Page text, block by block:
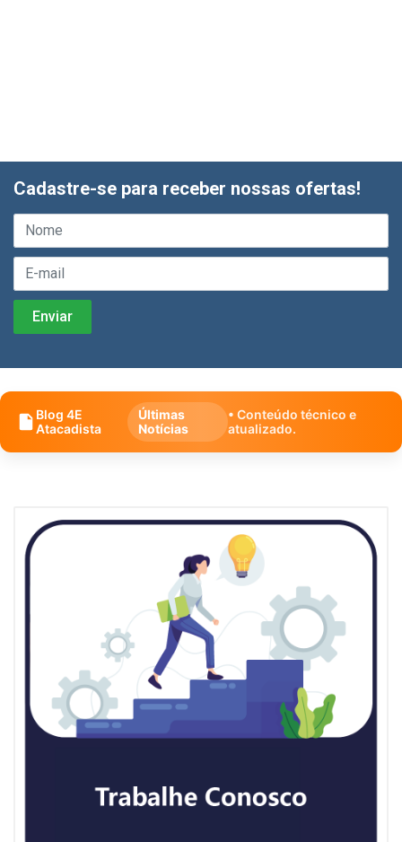
Cadastre-se para receber nossas ofertas!
Blog 4E
Atacadista
Últimas
Notícias
• Conteúdo técnico e
atualizado.